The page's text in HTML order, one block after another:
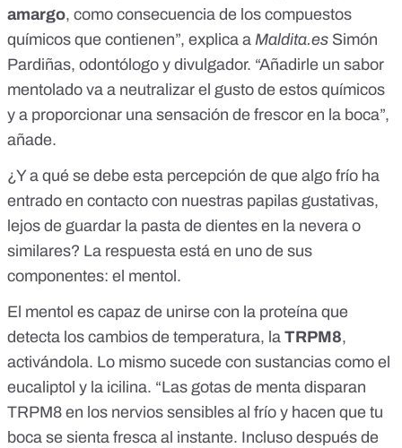
amargo, como consecuencia de los compuestos
químicos que contienen”, explica a Maldita.es Simón
Pardiñas, odontólogo y divulgador. “Añadirle un sabor
mentolado va a neutralizar el gusto de estos químicos
y a proporcionar una sensación de frescor en la boca”,
añade.
¿Y a qué se debe esta percepción de que algo frío ha
entrado en contacto con nuestras papilas gustativas,
lejos de guardar la pasta de dientes en la nevera o
similares? La respuesta está en uno de sus
componentes: el mentol.
El mentol es capaz de unirse con la proteína que
detecta los cambios de temperatura, la TRPM8,
activándola. Lo mismo sucede con sustancias como el
eucaliptol y la icilina. “Las gotas de menta disparan
TRPM8 en los nervios sensibles al frío y hacen que tu
boca se sienta fresca al instante. Incluso después de